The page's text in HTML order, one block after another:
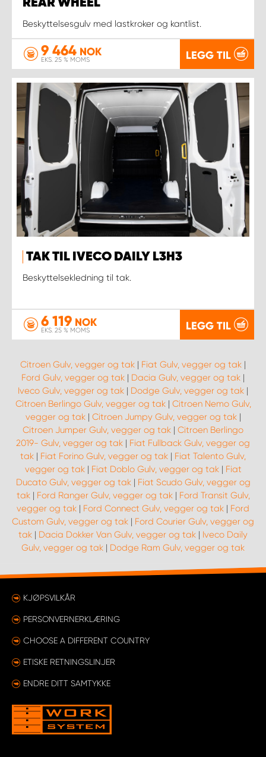
REAR WHEEL
Beskyttelsesgulv med lastkroker og kantlist.
9 464 NOK
EKS. 25 % MOMS LEGG TIL
TAK TIL IVECO DAILY L3H3
Beskyttelsekledning til tak.
6 119 NOK
EKS. 25 % MOMS LEGG TIL
Citroen Gulv, vegger og tak | Fiat Gulv, vegger og tak |
Ford Gulv, vegger og tak | Dacia Gulv, vegger og tak |
Iveco Gulv, vegger og tak | Dodge Gulv, vegger og tak |
Citroen Berlingo Gulv, vegger og tak| Citroen Nemo Gulv,
vegger og tak| Citroen Jumpy Gulv, vegger og tak|
Citroen Jumper Gulv, vegger og tak | Citroen Berlingo
2019- Gulv, vegger og tak | Fiat Fullback Gulv, vegger og
tak | Fiat Forino Gulv, vegger og tak | Fiat Talento Gulv,
vegger og tak| Fiat Doblo Gulv, vegger og tak| Fiat
Ducato Gulv, vegger og tak| Fiat Scudo Gulv, vegger og
tak| Ford Ranger Gulv, vegger og tak| Ford Transit Gulv,
vegger og tak | Ford Connect Gulv, vegger og tak | Ford
Custom Gulv, vegger og tak | Ford Courier Gulv, vegger og
tak | Dacia Dokker Van Gulv, vegger og tak | Iveco Daily
Gulv, vegger og tak | Dodge Ram Gulv, vegger og tak
KJØPSVILKÅR
PERSONVERNERKLÆRING
CHOOSE A DIFFERENT COUNTRY
ETISKE RETNINGSLINJER
ENDRE DITT SAMTYKKE